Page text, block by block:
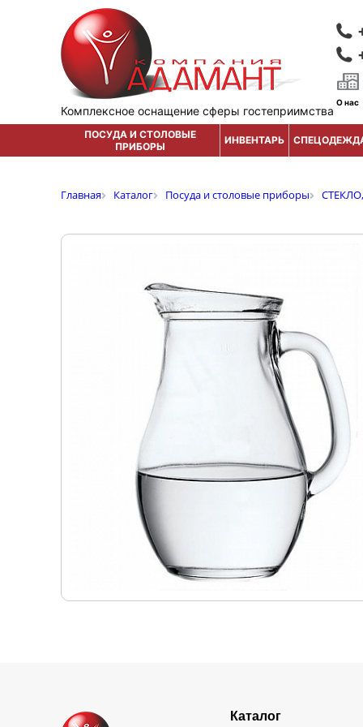
Комплексное оснащение сферы гостеприимства
О нас
ПОСУДА И СТОЛОВЫЕ
ПРИБОРЫ
ИНВЕНТАРЬ
Главная Каталог Посуда и столовые приборы
Каталог